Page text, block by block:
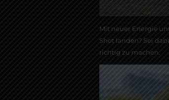
Mit neuer Energie
Shot landen? Sei
richtig zu machen.